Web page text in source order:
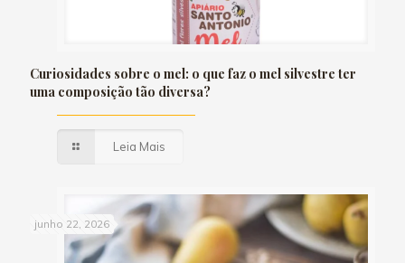
Curiosidades sobre o mel: o que faz o mel silvestre ter
uma composição tão diversa?
Leia Mais
junho 22, 2026